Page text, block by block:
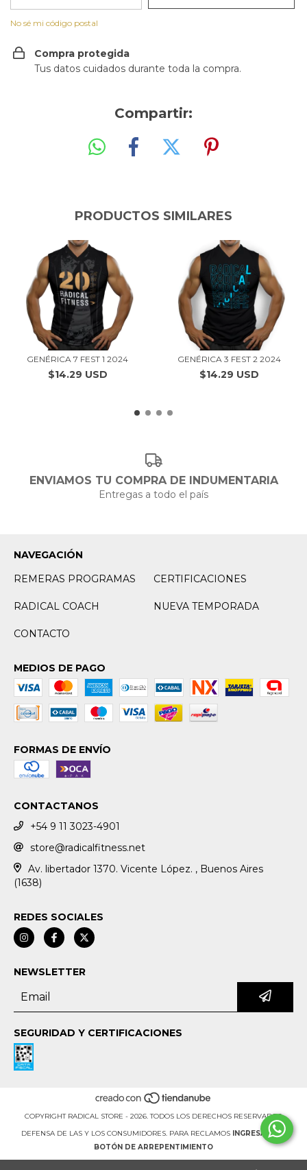
No sé mi código postal
Compra protegida
Tus datos cuidados durante toda la compra.
Compartir:
PRODUCTOS SIMILARES
GENÉRICA 7 FEST 1 2024
$14.29 USD
GENÉRICA 3 FEST 2 2024
$14.29 USD
ENVIAMOS TU COMPRA DE INDUMENTARIA
Entregas a todo el país
NAVEGACIÓN
REMERAS PROGRAMAS
CERTIFICACIONES
RADICAL COACH NUEVA TEMPORADA
CONTACTO
MEDIOS DE PAGO
FORMAS DE ENVÍO
CONTACTANOS
+54 9 11 3023-4901
store@radicalfitness.net
Av. libertador 1370. Vicente López. , Buenos Aires
(1638)
REDES SOCIALES
NEWSLETTER
SEGURIDAD Y CERTIFICACIONES
COPYRIGHT RADICAL STORE - 2026. TODOS LOS DERECHOS RESERVADOS.
DEFENSA DE LAS Y LOS CONSUMIDORES. PARA RECLAMOS INGRESÁ ACÁ.
BOTÓN DE ARREPENTIMIENTO